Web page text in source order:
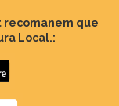
recomanem que
Local.: